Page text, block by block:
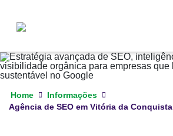
Home
Informações
Agência de SEO em Vitória da Conquista